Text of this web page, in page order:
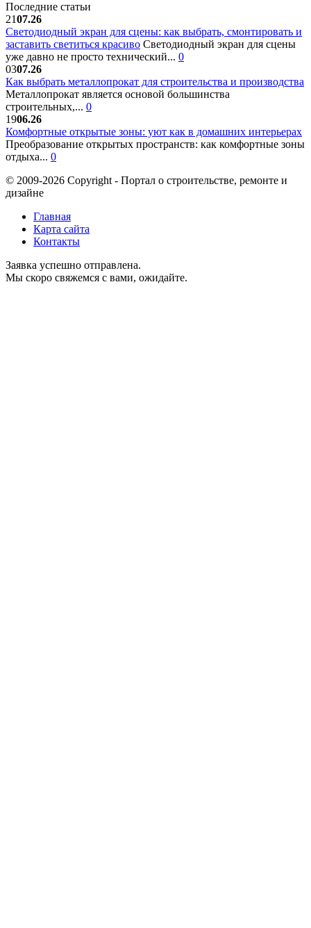
Последние статьи
2107.26
Светодиодный экран для сцены: как выбрать, смонтировать и
заставить светиться красиво Светодиодный экран для сцены
уже давно не просто технический... 0
0307.26
Как выбрать металлопрокат для строительства и производства
Металлопрокат является основой большинства
строительных,... 0
1906.26
Комфортные открытые зоны: уют как в домашних интерьерах
Преобразование открытых пространств: как комфортные зоны
отдыха... 0
© 2009-2026 Copyright - Портал о строительстве, ремонте и
дизайне
Главная
Карта сайта
Контакты
Заявка успешно отправлена.
Мы скоро свяжемся с вами, ожидайте.